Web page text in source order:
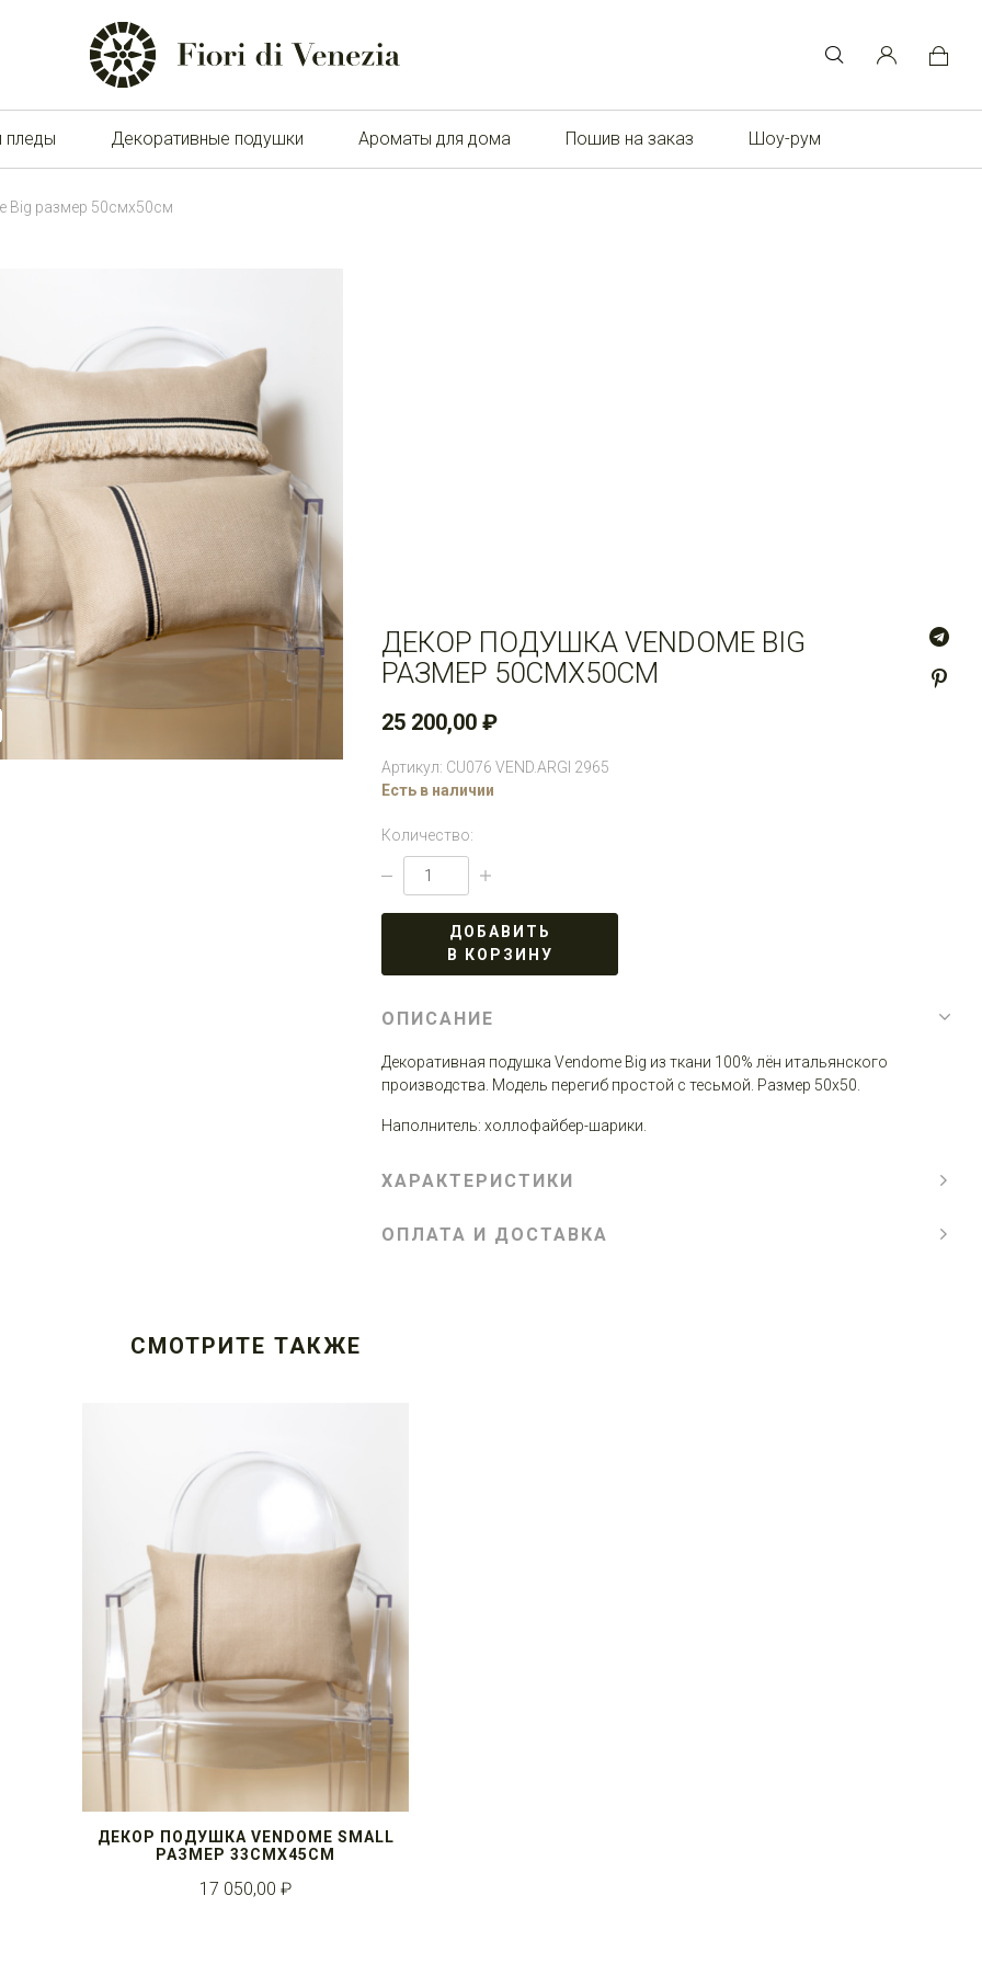
пледы Декоративные подушки Ароматы для дома Пошив на заказ Шоу-рум
Big размер 50смx50см
ДЕКОР ПОДУШКА VENDOME BIG
РАЗМЕР 50СМX50СМ
25 200,00 ₽
Артикул: CU076 VEND.ARGI 2965
Есть в наличии
Количество:
ДОБАВИТЬ
В КОРЗИНУ
ОПИСАНИЕ
Декоративная подушка Vendome Big из ткани 100% лён итальянского
производства. Модель перегиб простой с тесьмой. Размер 50x50.
Наполнитель: холлофайбер-шарики.
ХАРАКТЕРИСТИКИ
ОПЛАТА И ДОСТАВКА
СМОТРИТЕ ТАКЖЕ
ДЕКОР ПОДУШКА VENDOME SMALL
РАЗМЕР 33СМX45СМ
17 050,00 ₽